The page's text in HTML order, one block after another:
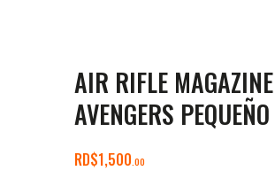
AIR RIFLE MAGAZINE
AVENGERS PEQUEÑO
RD$1,500 00